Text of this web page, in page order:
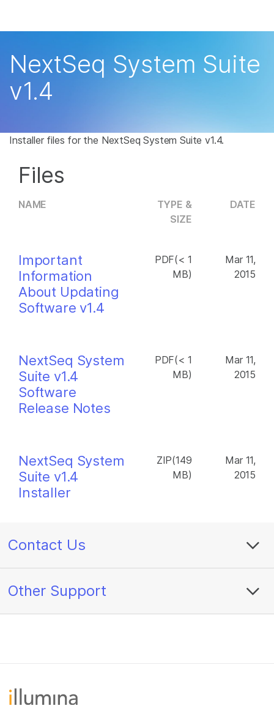
学习
支持
推荐内容链接
NextSeq System Suite
v1.4
Installer files for the NextSeq System Suite v1.4.
Files
NAME
TYPE &
SIZE
DATE
Important
Information
About Updating
Software v1.4
PDF(< 1
MB)
Mar 11,
2015
NextSeq System
Suite v1.4
Software
Release Notes
PDF(< 1
MB)
Mar 11,
2015
NextSeq System
Suite v1.4
Installer
ZIP(149
MB)
Mar 11,
2015
Contact Us
Other Support
癌症研究
微生物学
农业基因组学
临床肿瘤学